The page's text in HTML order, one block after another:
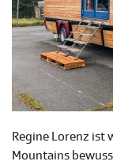
Regine Lorenz ist
Mountains